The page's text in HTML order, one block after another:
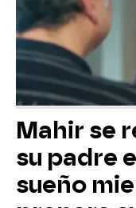
Mahir se
su padre
sueño